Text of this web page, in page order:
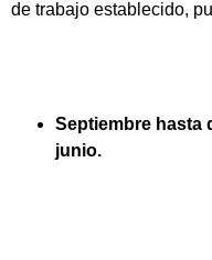
de trabajo establecido,
Septiembre hasta
junio.